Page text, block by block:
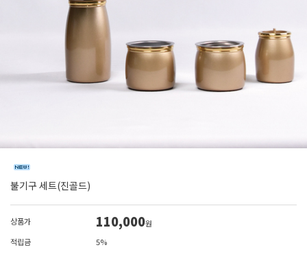
불기구 세트(진골드)
상품가 110,000원
적립금
5%